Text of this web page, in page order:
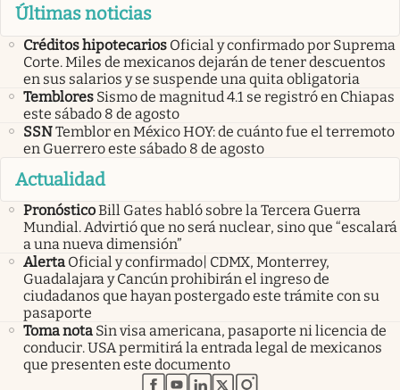
Últimas noticias
Créditos hipotecarios Oficial y confirmado por Suprema
Corte. Miles de mexicanos dejarán de tener descuentos
en sus salarios y se suspende una quita obligatoria
Temblores Sismo de magnitud 4.1 se registró en Chiapas
este sábado 8 de agosto
SSNTemblor en México HOY: de cuánto fue el terremoto
en Guerrero este sábado 8 de agosto
Actualidad
PronósticoBill Gates habló sobre la Tercera Guerra
Mundial. Advirtió que no será nuclear, sino que “escalará
a una nueva dimensión”
Alerta Oficial y confirmado| CDMX, Monterrey,
Guadalajara y Cancún prohibirán el ingreso de
ciudadanos que hayan postergado este trámite con su
pasaporte
Toma nota Sin visa americana, pasaporte ni licencia de
conducir. USA permitirá la entrada legal de mexicanos
que presenten este documento
abre en nueva pestaña
abre en nueva pestaña
abre en nueva pestaña
abre en nueva pestaña
abre en nueva pestaña